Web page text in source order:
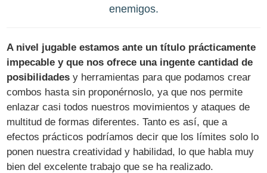
enemigos.
A nivel jugable estamos ante un título prácticamente
impecable y que nos ofrece una ingente cantidad de
posibilidades y herramientas para que podamos crear
combos hasta sin proponérnoslo, ya que nos permite
enlazar casi todos nuestros movimientos y ataques de
multitud de formas diferentes. Tanto es así, que a
efectos prácticos podríamos decir que los límites solo lo
ponen nuestra creatividad y habilidad, lo que habla muy
bien del excelente trabajo que se ha realizado.